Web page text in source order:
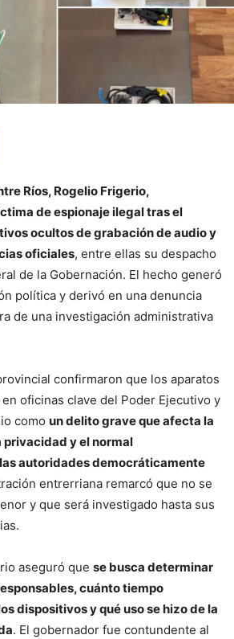
Ríos, Rogelio Frigerio,
de espionaje ilegal tras el
ocultos de grabación de audio y
oficiales, entre ellas su despacho
de la Gobernación. El hecho generó
política y derivó en una denuncia
de una investigación administrativa
confirmaron que los aparatos
oficinas clave del Poder Ejecutivo y
como un delito grave que afecta la
y el normal
autoridades democráticamente
entrerriana remarcó que no se
y que será investigado hasta sus
aseguró que se busca determinar
cuánto tiempo
dispositivos y qué uso se hizo de la
. El gobernador fue contundente al